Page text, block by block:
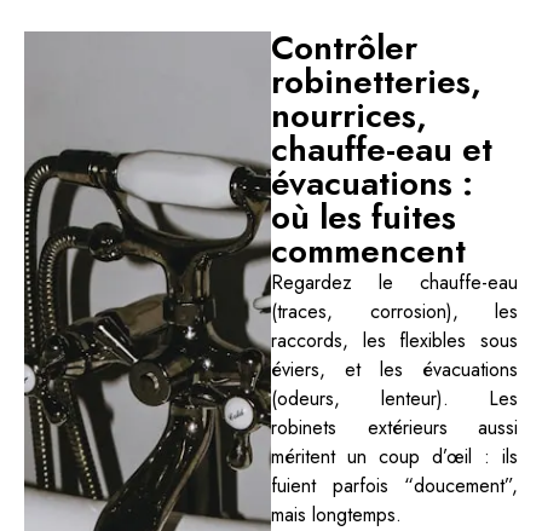
Contrôler
robinetteries,
nourrices,
chauffe-eau et
évacuations :
où les fuites
commencent
Regardez le chauffe-eau
(traces, corrosion), les
raccords, les flexibles sous
éviers, et les évacuations
(odeurs, lenteur). Les
robinets extérieurs aussi
méritent un coup d’œil : ils
fuient parfois “doucement”,
mais longtemps.